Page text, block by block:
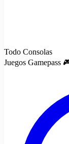
Todo Consolas
Juegos Gamepass